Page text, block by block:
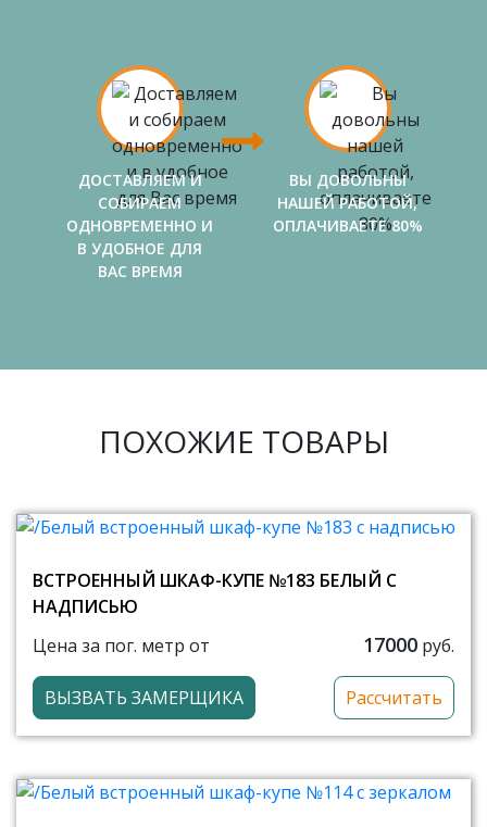
ДОСТАВЛЯЕМ И
СОБИРАЕМ
ОДНОВРЕМЕННО И
В УДОБНОЕ ДЛЯ
ВАС ВРЕМЯ
ВЫ ДОВОЛЬНЫ
НАШЕЙ РАБОТОЙ,
ОПЛАЧИВАЕТЕ 80%
ПОХОЖИЕ ТОВАРЫ
ВСТРОЕННЫЙ ШКАФ-КУПЕ №183 БЕЛЫЙ С
НАДПИСЬЮ
Цена за пог. метр от
17000 руб.
ВЫЗВАТЬ ЗАМЕРЩИКА Рассчитать